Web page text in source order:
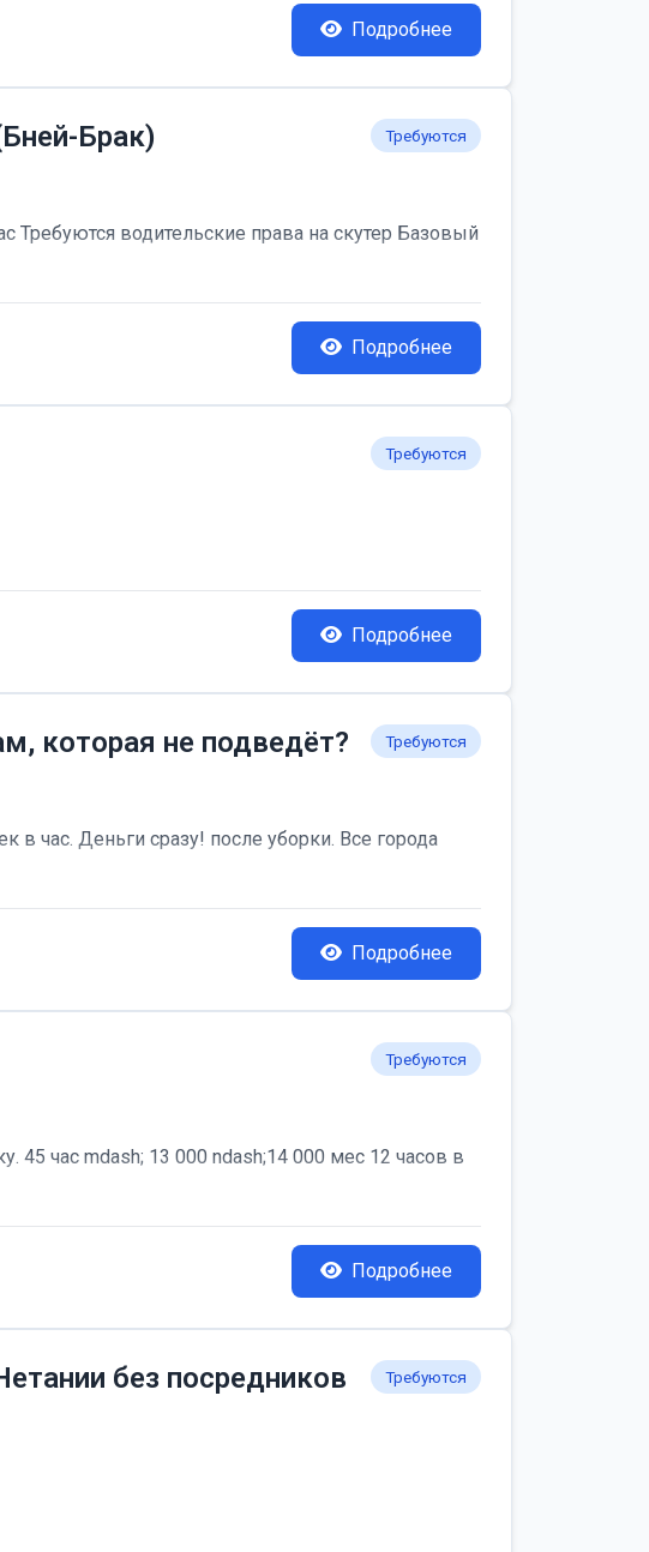
Подробнее
Брак) Требуются
Требуются водительские права на скутер Базовый
Подробнее
Требуются
Подробнее
которая не подведёт? Требуются
в час. Деньги сразу! после уборки. Все города
Подробнее
Требуются
час mdash; 13 000 ndash;14 000 мес 12 часов в
Подробнее
без посредников Требуются